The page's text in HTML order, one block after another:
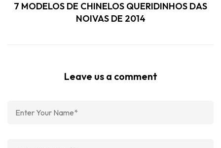
7 MODELOS DE CHINELOS QUERIDINHOS DAS
NOIVAS DE 2014
Leave us a comment